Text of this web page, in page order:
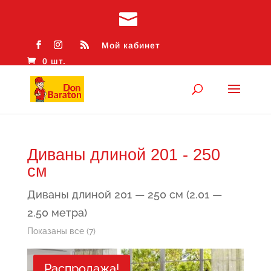
Мой кабинет
0 шт.
Диваны длиной 201 - 250
см
Диваны длиной 201 — 250 см (2.01 —
2.50 метра)
Показаны все (7)Сортировка:
самые
недавние